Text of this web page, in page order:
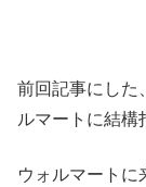
前回記事にした
ルマートに結構
ウォルマートに